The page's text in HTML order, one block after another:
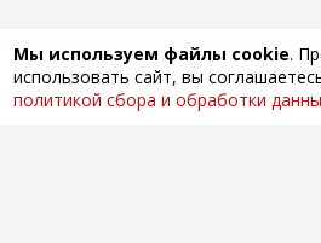
Мы используем файлы cookie.
использовать сайт, вы
политикой сбора и обработки
Главная КаталогИзбранное